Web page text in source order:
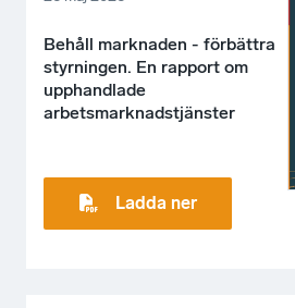
Behåll marknaden - förbättra
styrningen. En rapport om
upphandlade
arbetsmarknadstjänster
Ladda ner